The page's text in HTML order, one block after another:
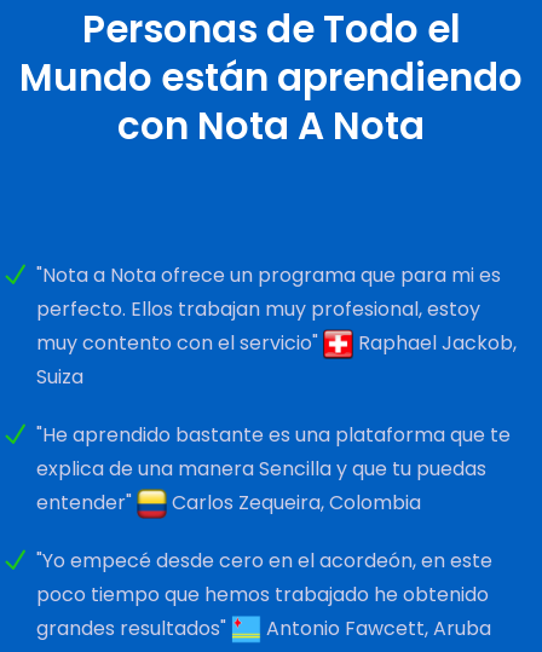
Personas de Todo el
Mundo están aprendiendo
con Nota A Nota
"Nota a Nota ofrece un programa que para mi es
perfecto. Ellos trabajan muy profesional, estoy
muy contento con el servicio"
Raphael Jackob,
Suiza
"He aprendido bastante es una plataforma que te
explica de una manera Sencilla y que tu puedas
entender"
Carlos Zequeira, Colombia
"Yo empecé desde cero en el acordeón, en este
poco tiempo que hemos trabajado he obtenido
grandes resultados"
Antonio Fawcett, Aruba